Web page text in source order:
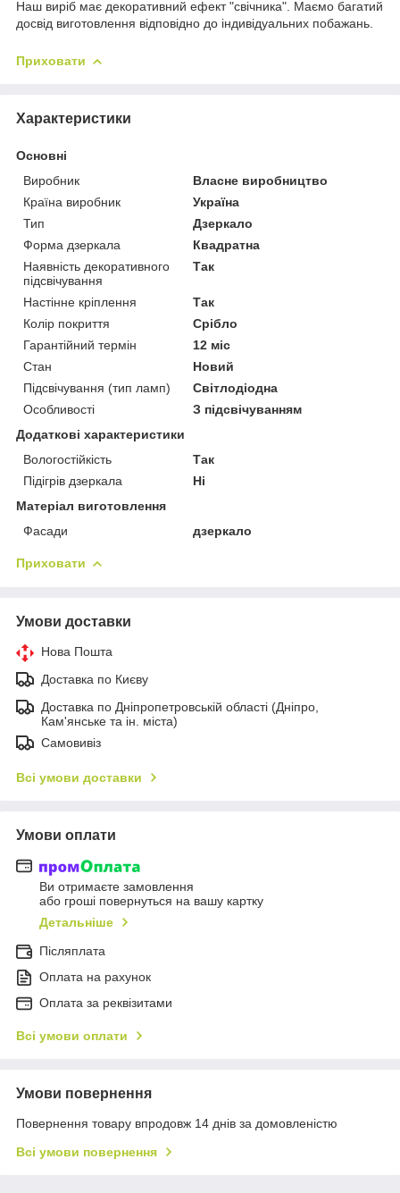
Наш виріб має декоративний ефект "свічника". Маємо багатий
досвід виготовлення відповідно до індивідуальних побажань.
Приховати
Характеристики
Основні
Виробник
Власне виробництво
Країна виробник
Україна
Тип
Дзеркало
Форма дзеркала
Квадратна
Наявність декоративного
підсвічування
Так
Настінне кріплення
Так
Колір покриття
Срібло
Гарантійний термін
12 міс
Стан
Новий
Підсвічування (тип ламп)
Світлодіодна
Особливості
З підсвічуванням
Додаткові характеристики
Вологостійкість
Так
Підігрів дзеркала
Ні
Матеріал виготовлення
Фасади
дзеркало
Приховати
Умови доставки
Нова Пошта
Доставка по Києву
Доставка по Дніпропетровській області (Дніпро,
Кам'янське та ін. міста)
Самовивіз
Всі умови доставки
Умови оплати
Ви отримаєте замовлення
або гроші повернуться на вашу картку
Детальніше
Післяплата
Оплата на рахунок
Оплата за реквізитами
Всі умови оплати
Умови повернення
Повернення товару впродовж 14 днів за домовленістю
Всі умови повернення